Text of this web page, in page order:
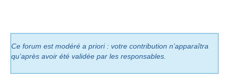
Ce forum est modéré a priori : votre contribution n’apparaîtra
qu’après avoir été validée par les responsables.